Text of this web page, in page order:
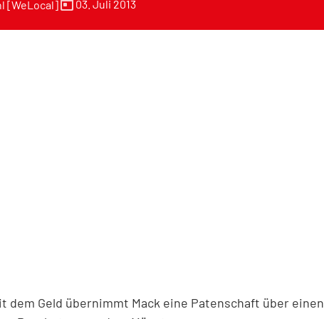
[WeLocal]today 03. Juli 2013
dem Geld übernimmt Mack eine Patenschaft über einen